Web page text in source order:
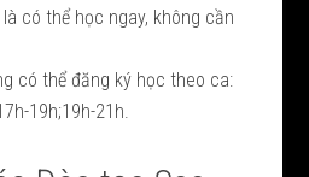
có thể học ngay, không cần
có thể đăng ký học theo ca:
19h;19h-21h.